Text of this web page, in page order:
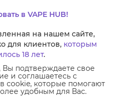
в VAPE HUB!
на нашем сайте,
для клиентов, которым
18 лет.
Вы подтверждаете свое
и соглашаетесь с
cookie, которые помогают
удобным для Вас.